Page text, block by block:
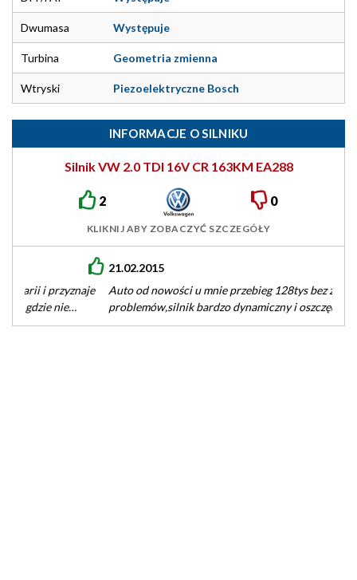
Dwumasa Występuje
Turbina Geometria zmienna
Wtryski Piezoelektryczne Bosch
INFORMACJE O SILNIKU
Silnik VW 2.0 TDI 16V CR 163KM EA288
2 0
KLIKNIJ ABY ZOBACZYĆ SZCZEGÓŁY
Auto od nowości u mnie przebieg 128tys bez żadnych
problemów,silnik bardzo dynamiczny i oszczędny,do tego
świetna elastyczność ciągnie z niskich…